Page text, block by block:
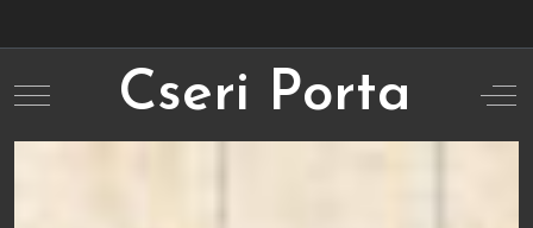
Mobile Menu ToggleCseri Porta